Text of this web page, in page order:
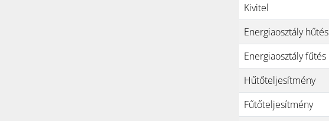
Kivitel
Energiaosztály hűtés
Energiaosztály fűtés
Hűtőteljesítmény
Fűtőteljesítmény